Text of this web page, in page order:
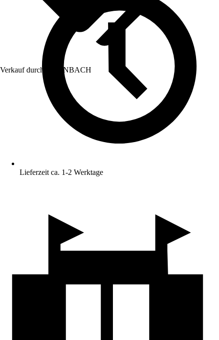
Verkauf durch: HORNBACH
Lieferzeit ca. 1-2 Werktage